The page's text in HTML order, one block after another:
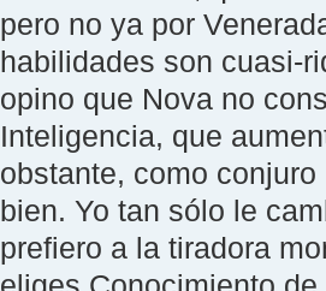
pero no ya por
habilidades son cuasi-
opino que Nova no
Inteligencia, que
obstante, como
bien. Yo tan sólo le
prefiero a la tiradora